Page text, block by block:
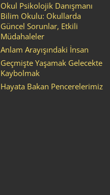
Okul Psikolojik Danışmanı
Bilim Okulu: Okullarda
Güncel Sorunlar, Etkili
Müdahaleler
Anlam Arayışındaki İnsan
Geçmişte Yaşamak Gelecekte
Kaybolmak
Hayata Bakan Pencerelerimiz